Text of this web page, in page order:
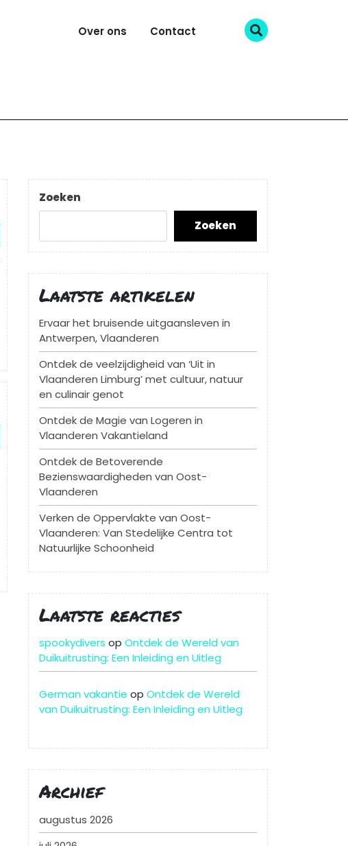
Over ons Contact
Zoeken
Zoeken
Laatste artikelen
Ervaar het bruisende uitgaansleven in
Antwerpen, Vlaanderen
Ontdek de veelzijdigheid van ‘Uit in
Vlaanderen Limburg’ met cultuur, natuur
en culinair genot
Ontdek de Magie van Logeren in
Vlaanderen Vakantieland
Ontdek de Betoverende
Bezienswaardigheden van Oost-
Vlaanderen
Verken de Oppervlakte van Oost-
Vlaanderen: Van Stedelijke Centra tot
Natuurlijke Schoonheid
Laatste reacties
spookydivers op Ontdek de Wereld van
Duikuitrusting: Een Inleiding en Uitleg
German vakantie op Ontdek de Wereld
van Duikuitrusting: Een Inleiding en Uitleg
Archief
augustus 2026